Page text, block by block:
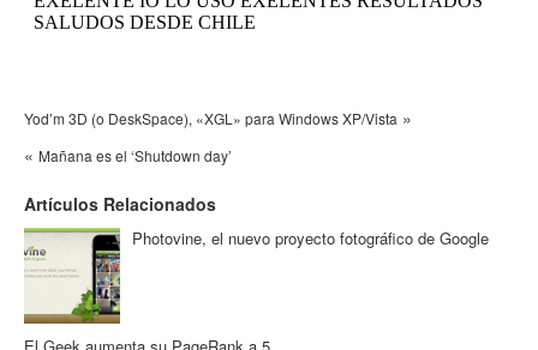
Yod’m 3D (o DeskSpace), «XGL» para Windows XP/Vista »
« Mañana es el ‘Shutdown day’
Artículos Relacionados
Photovine, el nuevo proyecto fotográfico de Google